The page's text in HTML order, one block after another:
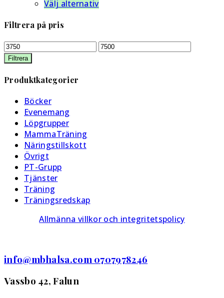
Välj alternativDen
flera
Filtrera på pris
Min
pris
Max
Filtrera
Produktkategorier
Böcker
Evenemang
Löpgrupper
MammaTräning
Näringstillskott
Övrigt
PT-Grupp
Tjänster
Träning
Träningsredskap
Allmänna villkor och integritetspolicy
info@mbhalsa.com 0707978246
Vassbo 42, Falun